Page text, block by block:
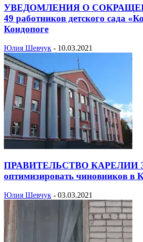
УВЕДОМЛЕНИЯ О
49 работников детского сада
Кондопоге
Юлия Шевчук - 10.03.2021
ПРАВИТЕЛЬСТВО КАРЕЛИИ
оптимизировать чиновников в
Юлия Шевчук - 03.03.2021